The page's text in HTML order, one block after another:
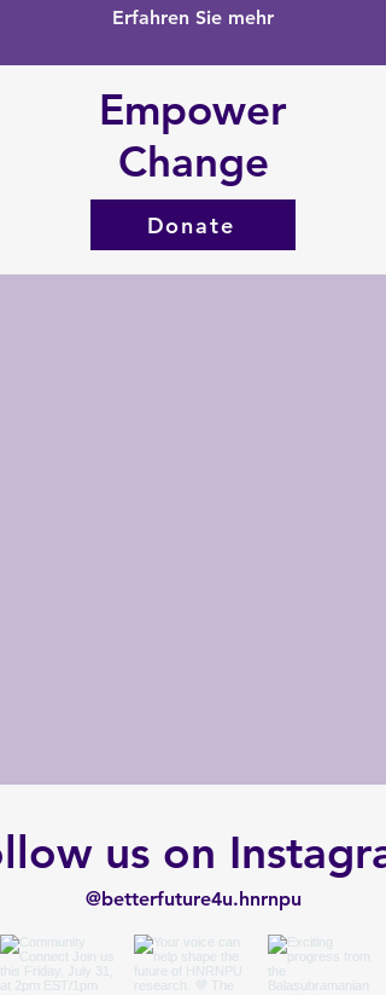
Erfahren Sie mehr
Empower
Change
Donate
us on
@betterfuture4u.hnrnpu